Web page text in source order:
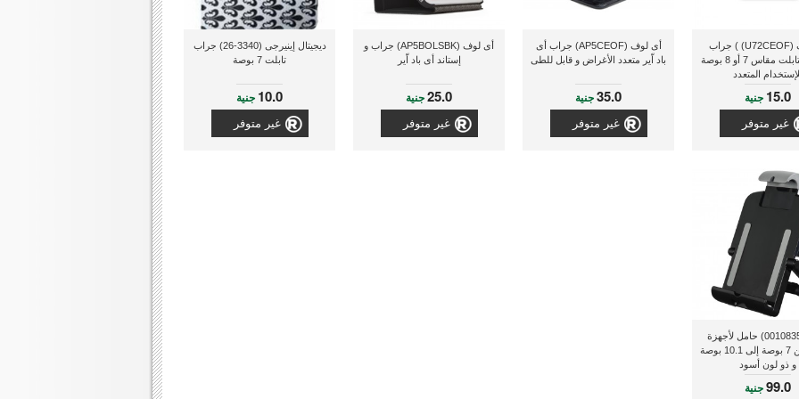
أى لوف (U72CEOF) ) جراب
لأجهزة التابلت مقاس 7 أو 8 بوصة
المتعدد
15.0 جنية
غير متوفر
أى لوف (AP5CEOF) جراب أى
باد اّير متعدد الأغراض و قابل للطى
35.0جنية
غير متوفر
أى لوف (AP5BOLSBK) جراب و
إستاند أى باد اّير
25.0جنية
غير متوفر
ديجيتال إينيرجى (3340-26) جراب
تابلت 7 بوصة
10.0 جنية
غير متوفر
هاما (00108355) حامل لأجهزة
التابلت من 7 بوصة إلى 10.1 بوصة
و ذو لون أسود
99.0جنية